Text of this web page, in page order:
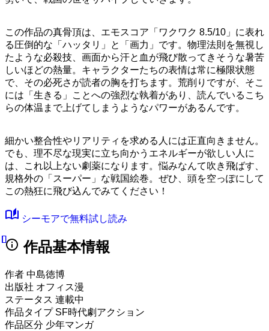
この作品の真骨頂は、 エモスコア「ワクワク 8.5/10」 に表れ
る圧倒的な「ハッタリ」と「画力」です。物理法則を無視し
たような必殺技、画面から汗と血が飛び散ってきそうな暑苦
しいほどの熱量。キャラクターたちの表情は常に極限状態
で、その必死さが読者の胸を打ちます。荒削りですが、そこ
には「生きる」ことへの強烈な執着があり、読んでいるこち
らの体温まで上げてしまうようなパワーがあるんです。
細かい整合性やリアリティを求める人には正直向きません。
でも、理不尽な現実に立ち向かうエネルギーが欲しい人に
は、これ以上ない劇薬になります。悩みなんて吹き飛ばす、
規格外の「スーパー」な戦国絵巻。ぜひ、頭を空っぽにして
この熱狂に飛び込んでみてください！
auto_stories シーモアで無料試し読み
info 作品基本情報
作者 中島徳博
出版社 オフィス漫
ステータス 連載中
作品タイプ SF時代劇アクション
作品区分 少年マンガ